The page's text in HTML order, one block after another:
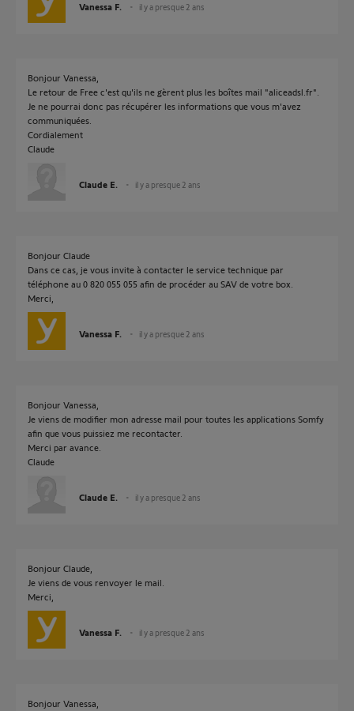
Vanessa F. il y a presque 2 ans
Bonjour Vanessa,
Le retour de Free c'est qu'ils ne gèrent plus les boîtes mail "aliceadsl.fr".
Je ne pourrai donc pas récupérer les informations que vous m'avez
communiquées.
Cordialement
Claude
Claude E. il y a presque 2 ans
Bonjour Claude
Dans ce cas, je vous invite à contacter le service technique par
téléphone au 0 820 055 055 afin de procéder au SAV de votre box.
Merci,
Vanessa F. il y a presque 2 ans
Bonjour Vanessa,
Je viens de modifier mon adresse mail pour toutes les applications Somfy
afin que vous puissiez me recontacter.
Merci par avance.
Claude
Claude E. il y a presque 2 ans
Bonjour Claude,
Je viens de vous renvoyer le mail.
Merci,
Vanessa F. il y a presque 2 ans
Bonjour Vanessa,